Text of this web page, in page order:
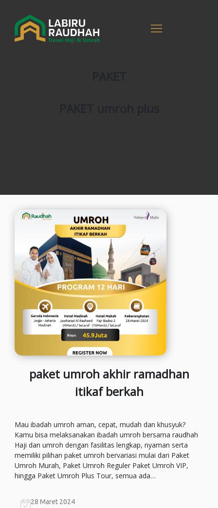
paket umroh akhir ramadhan
itikaf berkah
Mau ibadah umroh aman, cepat, mudah dan khusyuk?
Kamu bisa melaksanakan ibadah umroh bersama raudhah
Haji dan umroh dengan fasilitas lengkap, nyaman serta
memiliki pilihan paket umroh bervariasi mulai dari Paket
Umroh Murah, Paket Umroh Reguler Paket Umroh VIP,
hingga Paket Umroh Plus Tour, semua ada…
28 Maret 2024